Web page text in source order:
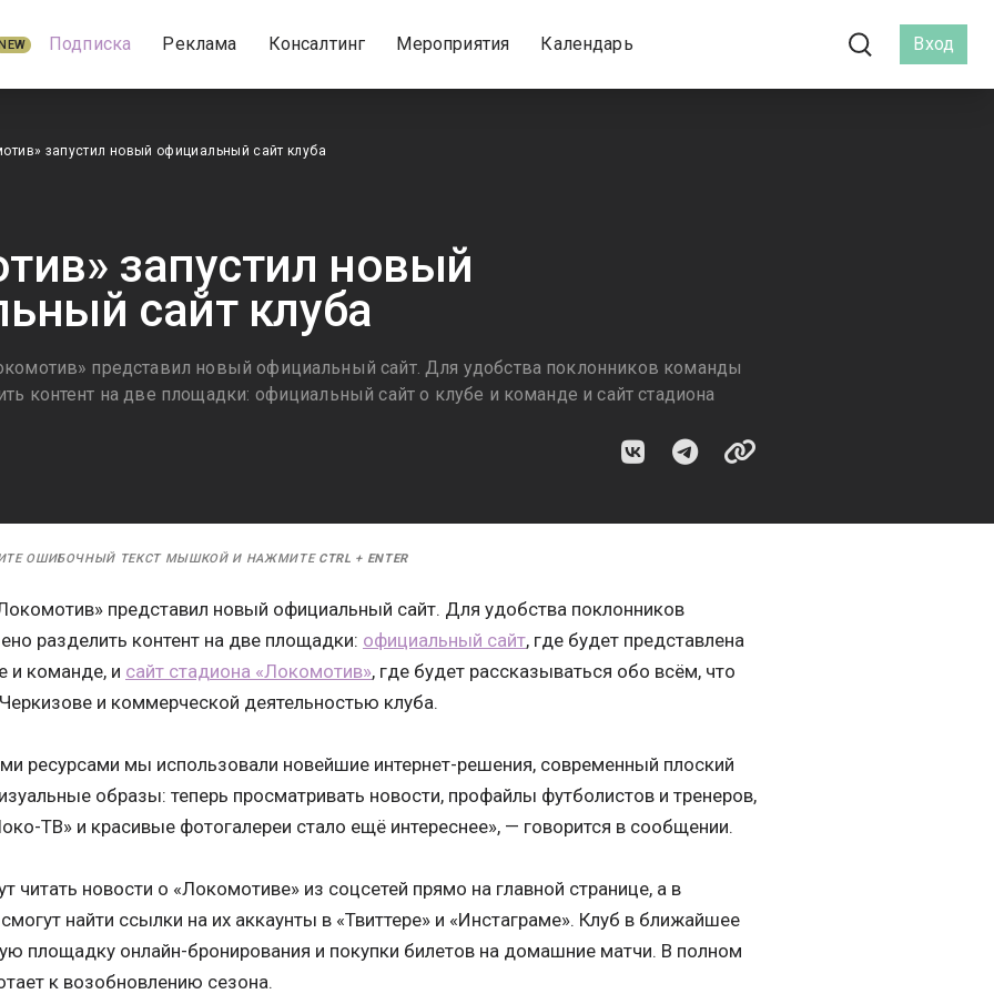
Подписка Реклама Консалтинг Мероприятия Календарь Вход
запустил новый официальный сайт клуба
запустил новый
сайт клуба
представил новый официальный сайт. Для удобства поклонников команды
контент на две площадки: официальный сайт о клубе и команде и сайт стадиона
ОШИБОЧНЫЙ ТЕКСТ МЫШКОЙ И НАЖМИТЕ CTRL + ENTER
представил новый официальный сайт. Для удобства поклонников
разделить контент на две площадки: официальный сайт, где будет представлена
и команде, и сайт стадиона «Локомотив», где будет рассказываться обо всём, что
и коммерческой деятельностью клуба.
ресурсами мы использовали новейшие интернет-решения, современный плоский
образы: теперь просматривать новости, профайлы футболистов и тренеров,
ТВ» и красивые фотогалереи стало ещё интереснее», — говорится в сообщении.
читать новости о «Локомотиве» из соцсетей прямо на главной странице, а в
найти ссылки на их аккаунты в «Твиттере» и «Инстаграме». Клуб в ближайшее
площадку онлайн-бронирования и покупки билетов на домашние матчи. В полном
к возобновлению сезона.